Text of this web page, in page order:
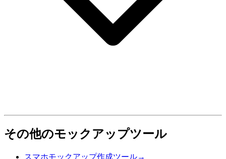
その他のモックアップツール
スマホモックアップ作成ツール→